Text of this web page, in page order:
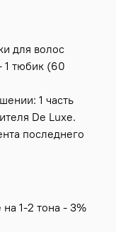
для волос
1 тюбик (60
1 часть
De Luxe.
последнего
1-2 тона - 3%